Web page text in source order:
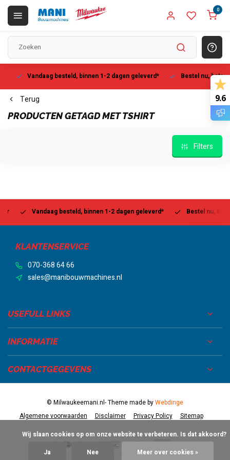
0
Vandaag besteld, binnen 1-2 dagen geleverd* Bestel nu, betaal
Terug
PRODUCTEN GETAGD MET TSHIRT
Filters
Vandaag besteld, binnen 1-2 dagen geleverd* Bestel nu, betaal
KLANTENSERVICE
070-368 64 66
sales@manibouwmachines.nl
USEFULL LINKS
INFORMATIE
CONTACTGEGEVENS
Algemene voorwaarden Disclaimer Privacy Policy Sitemap
© Milwaukeemani.nl- Theme made byWebdinge
9.6
Ja Nee Meer over cookies »